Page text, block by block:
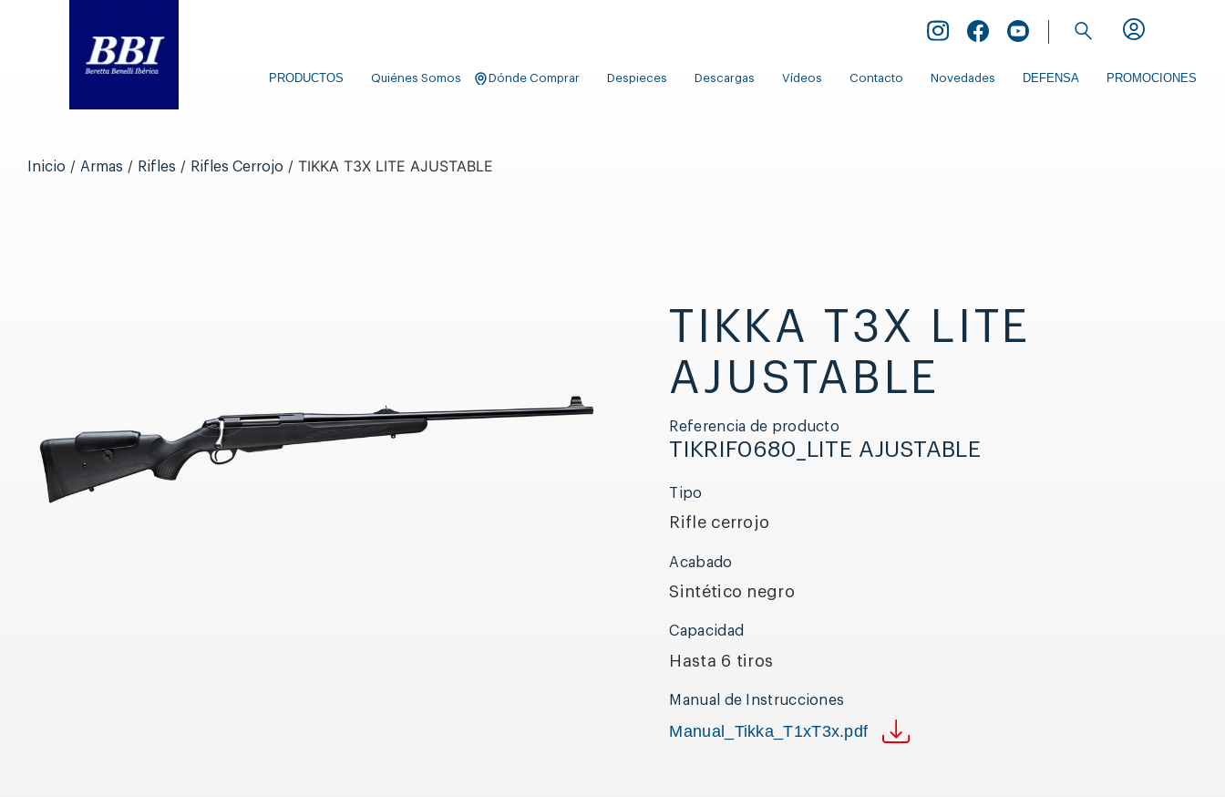
PRODUCTOS Quiénes Somos Dónde Comprar Despieces Descargas Vídeos Contacto Novedades DEFENSA PROMOCIONES
Inicio / Armas / Rifles / Rifles Cerrojo / TIKKA T3X LITE AJUSTABLE
TIKKA T3X LITE
AJUSTABLE
Referencia de producto
TIKRIF0680_LITE AJUSTABLE
Tipo
Rifle cerrojo
Acabado
Sintético negro
Capacidad
Hasta 6 tiros
Manual de Instrucciones
Manual_Tikka_T1xT3x.pdf